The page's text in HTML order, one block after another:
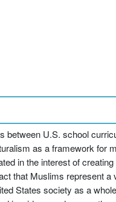
U.S. school
as a framework for
in the interest of
that Muslims represent
States society as a